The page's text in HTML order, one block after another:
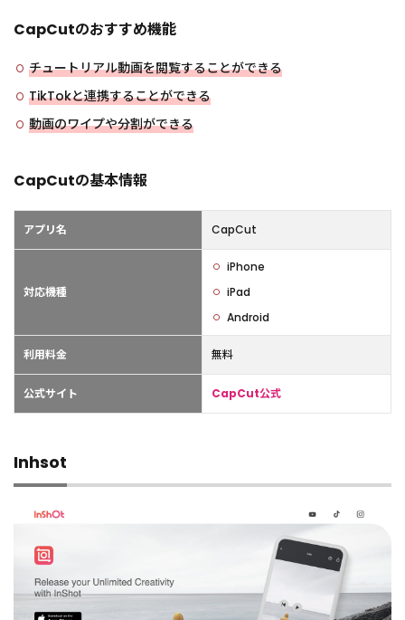
4
TikTok
の動画
編集ア
プリラ
ンキン
CapCutのおすすめ機能
チュートリアル動画を閲覧することができる
TikTokと連携することができる
動画のワイプや分割ができる
CapCutの基本情報
アプリ名 CapCut
対応機種
iPhone
iPad
Android
利用料金 無料
公式サイト CapCut公式
Inhsot